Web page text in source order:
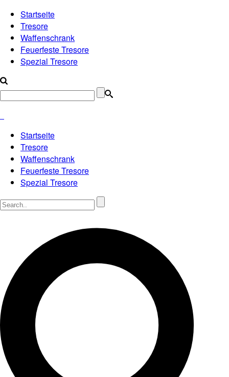
Startseite
Tresore
Waffenschrank
Feuerfeste Tresore
Spezial Tresore
Startseite
Tresore
Waffenschrank
Feuerfeste Tresore
Spezial Tresore